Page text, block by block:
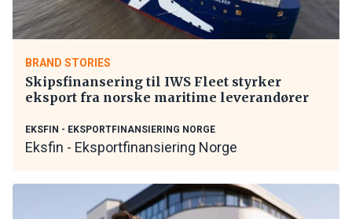
BRAND STORIES
Skipsfinansering til IWS Fleet styrker
eksport fra norske maritime leverandører
EKSFIN - EKSPORTFINANSIERING NORGE
Eksfin - Eksportfinansiering Norge